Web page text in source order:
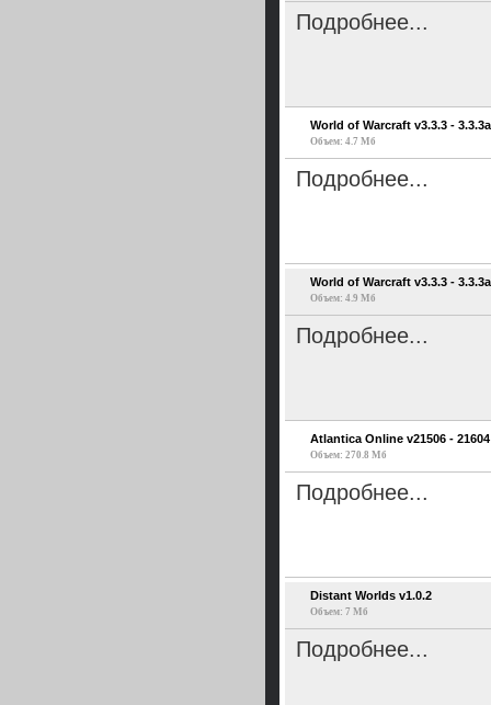
Подробнее...
World of Warcraft v3.3.3 -
Объем: 4.7 Мб
Подробнее...
World of Warcraft v3.3.3 -
Объем: 4.9 Мб
Подробнее...
Atlantica Online v21506 - 21604
Объем: 270.8 Мб
Подробнее...
Distant Worlds v1.0.2
Объем: 7 Мб
Подробнее...